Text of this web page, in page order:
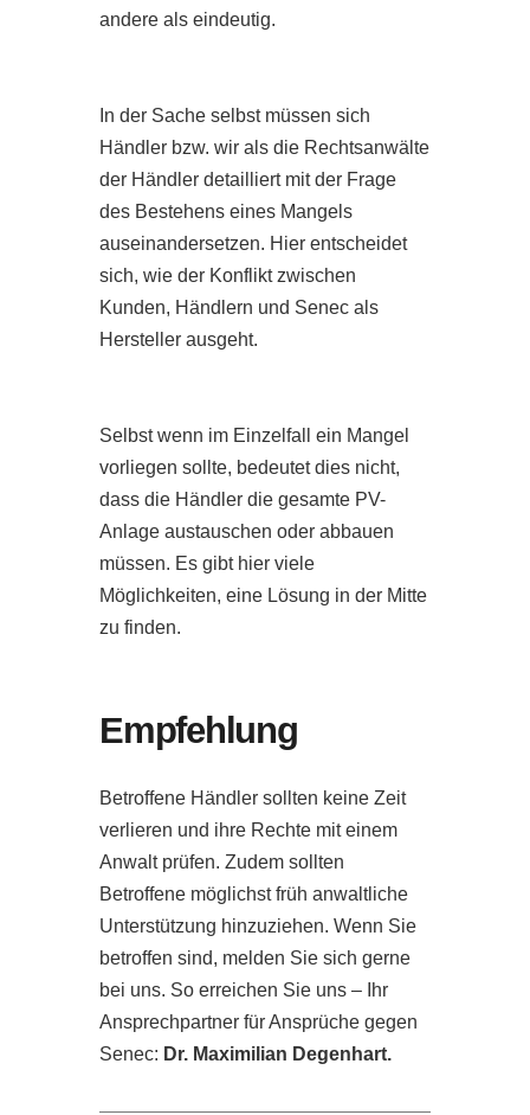
andere als eindeutig.
In der Sache selbst müssen sich
Händler bzw. wir als die Rechtsanwälte
der Händler detailliert mit der Frage
des Bestehens eines Mangels
auseinandersetzen. Hier entscheidet
sich, wie der Konflikt zwischen
Kunden, Händlern und Senec als
Hersteller ausgeht.
Selbst wenn im Einzelfall ein Mangel
vorliegen sollte, bedeutet dies nicht,
dass die Händler die gesamte PV-
Anlage austauschen oder abbauen
müssen. Es gibt hier viele
Möglichkeiten, eine Lösung in der Mitte
zu finden.
Empfehlung
Betroffene Händler sollten keine Zeit
verlieren und ihre Rechte mit einem
Anwalt prüfen. Zudem sollten
Betroffene möglichst früh anwaltliche
Unterstützung hinzuziehen. Wenn Sie
betroffen sind, melden Sie sich gerne
bei uns. So erreichen Sie uns – Ihr
Ansprechpartner für Ansprüche gegen
Senec: Dr. Maximilian Degenhart.